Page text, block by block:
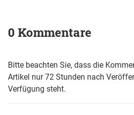
0 Kommentare
Bitte beachten Sie, dass die
Artikel nur 72 Stunden nach
Verfügung steht.